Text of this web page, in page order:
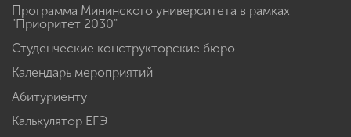
Программа Мининского университета в рамках
"Приоритет 2030"
Студенческие конструкторские бюро
Календарь мероприятий
Абитуриенту
Калькулятор ЕГЭ